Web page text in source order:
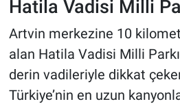
Hatila Vadisi Milli
Artvin merkezine 10
alan Hatila Vadisi Milli
derin vadileriyle dikkat
Türkiye’nin en uzun